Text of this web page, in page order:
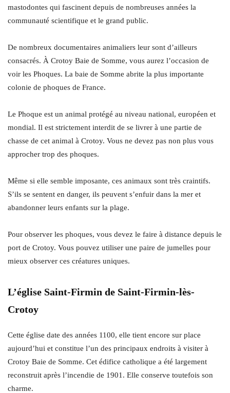
mastodontes qui fascinent depuis de nombreuses années la
communauté scientifique et le grand public.
De nombreux documentaires animaliers leur sont d’ailleurs
consacrés. À Crotoy Baie de Somme, vous aurez l’occasion de
voir les Phoques. La baie de Somme abrite la plus importante
colonie de phoques de France.
Le Phoque est un animal protégé au niveau national, européen et
mondial. Il est strictement interdit de se livrer à une partie de
chasse de cet animal à Crotoy. Vous ne devez pas non plus vous
approcher trop des phoques.
Même si elle semble imposante, ces animaux sont très craintifs.
S’ils se sentent en danger, ils peuvent s’enfuir dans la mer et
abandonner leurs enfants sur la plage.
Pour observer les phoques, vous devez le faire à distance depuis le
port de Crotoy. Vous pouvez utiliser une paire de jumelles pour
mieux observer ces créatures uniques.
L’église Saint-Firmin de Saint-Firmin-lès-
Crotoy
Cette église date des années 1100, elle tient encore sur place
aujourd’hui et constitue l’un des principaux endroits à visiter à
Crotoy Baie de Somme. Cet édifice catholique a été largement
reconstruit après l’incendie de 1901. Elle conserve toutefois son
charme.